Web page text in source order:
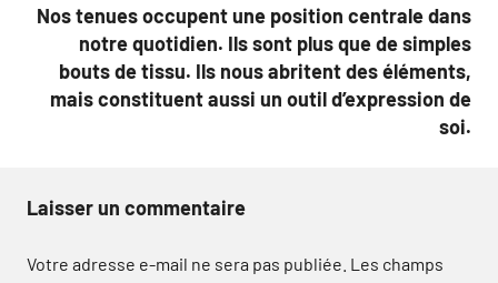
Nos tenues occupent une position centrale dans
notre quotidien. Ils sont plus que de simples
bouts de tissu. Ils nous abritent des éléments,
mais constituent aussi un outil d’expression de
soi.
Laisser un commentaire
Votre adresse e-mail ne sera pas publiée. Les champs